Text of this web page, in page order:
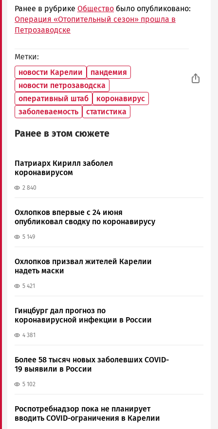
Ранее в рубрике Общество было опубликовано:
Операция «Отопительный сезон» прошла в
Петрозаводске
Метки
новости Карелии
пандемия
новости петрозаводска
оперативный штаб
коронавирус
заболеваемость
статистика
Ранее в этом сюжете
Патриарх Кирилл заболел
коронавирусом
2 840
Охлопков впервые с 24 июня
опубликовал сводку по коронавирусу
5 149
Охлопков призвал жителей Карелии
надеть маски
5 421
Гинцбург дал прогноз по
коронавирусной инфекции в России
4 381
Более 58 тысяч новых заболевших COVID-
19 выявили в России
5 102
Роспотребнадзор пока не планирует
вводить COVID-ограничения в Карелии